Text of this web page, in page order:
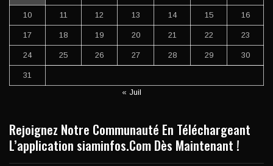
10 11 12 13 14 15 16
17 18 19 20 21 22 23
24 25 26 27 28 29 30
31
« Juil
Rejoignez Notre Communauté En Téléchargeant
L’application siaminfos.Com Dès Maintenant !